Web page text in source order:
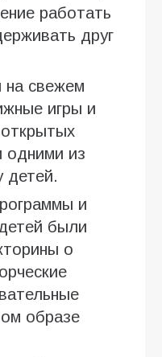
работать
друг
на свежем
игры и
одними из
детей.
и
были
о
образе